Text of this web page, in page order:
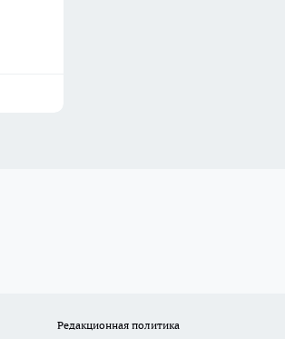
Редакционная политика